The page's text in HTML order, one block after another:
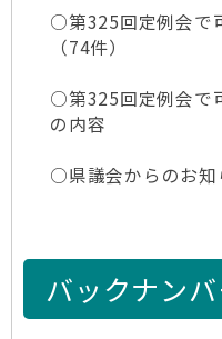
○第325回定例会で
（74件）
○第325回定例会で
の内容
○県議会からのお知
バックナン